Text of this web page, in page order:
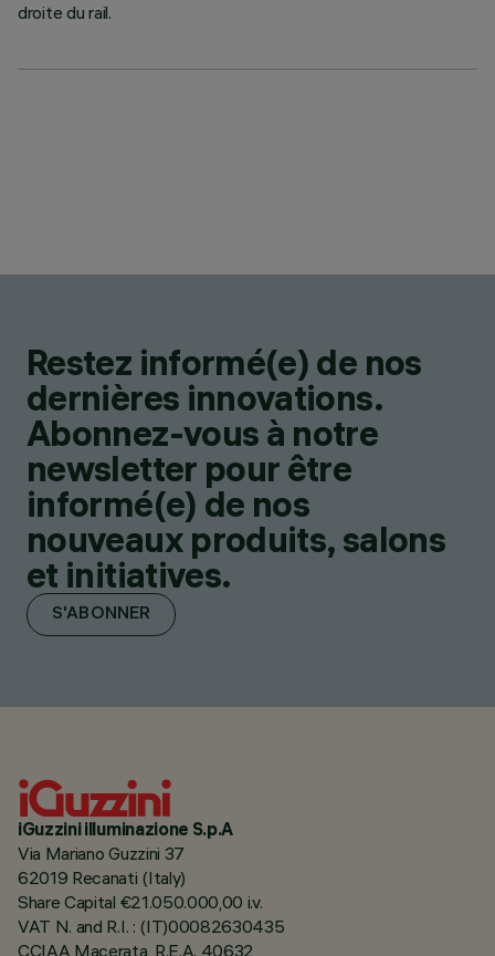
droite du rail.
Restez informé(e) de nos
dernières innovations.
Abonnez-vous à notre
newsletter pour être
informé(e) de nos
nouveaux produits, salons
et initiatives.
S'ABONNER
iGuzzini illuminazione S.p.A
Via Mariano Guzzini 37
62019 Recanati (Italy)
Share Capital €21.050.000,00 i.v.
VAT N. and R.I. : (IT)00082630435
CCIAA Macerata, R.E.A. 40632